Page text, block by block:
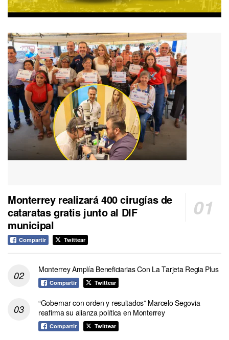
Monterrey realizará 400 cirugías de
cataratas gratis junto al DIF
municipal
Compartir Twittear
Monterrey Amplía Beneficiarias Con La Tarjeta Regia Plus
Compartir Twittear
“Gobernar con orden y resultados” Marcelo Segovia
reafirma su alianza política en Monterrey
Compartir Twittear